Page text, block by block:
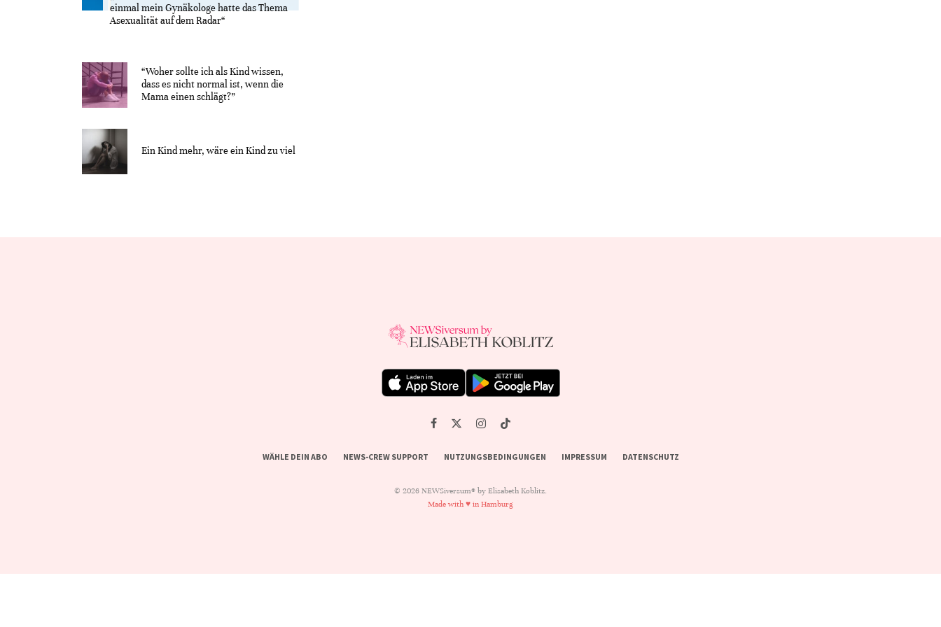
einmal mein Gynäkologe hatte das Thema
Asexualität auf dem Radar“
“Woher sollte ich als Kind wissen,
dass es nicht normal ist, wenn die
Mama einen schlägt?”
Ein Kind mehr, wäre ein Kind zu viel
WÄHLE DEIN ABO NEWS-CREW SUPPORT NUTZUNGSBEDINGUNGEN IMPRESSUM DATENSCHUTZ
© 2026 NEWSiversum® by Elisabeth Koblitz.
Made with ♥ in Hamburg